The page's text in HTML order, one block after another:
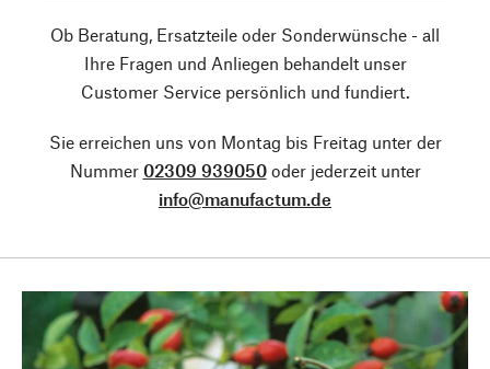
Ob Beratung, Ersatzteile oder Sonderwünsche - all
Ihre Fragen und Anliegen behandelt unser
Customer Service persönlich und fundiert.
Sie erreichen uns von Montag bis Freitag unter der
Nummer 02309 939050oder jederzeit unter
info@manufactum.de